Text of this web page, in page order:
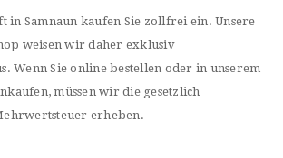
in Samnaun kaufen Sie zollfrei ein. Unsere
weisen wir daher exklusiv
Wenn Sie online bestellen oder in unserem
müssen wir die gesetzlich
erheben.